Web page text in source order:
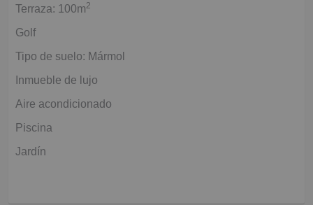
Terraza: 100m2
Golf
Tipo de suelo: Mármol
Inmueble de lujo
Aire acondicionado
Piscina
Jardín